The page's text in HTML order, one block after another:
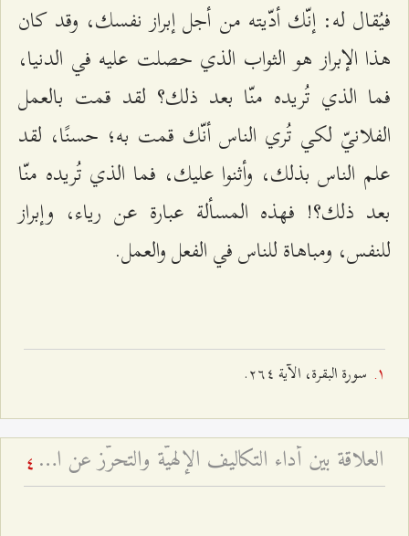
فيُقال له: إنّك أدّيته من أجل إبراز نفسك، وقد كان
هذا الإبراز هو الثواب الذي حصلت عليه في الدنيا،
فما الذي تُريده منّا بعد ذلك؟ لقد قمت بالعمل
الفلانيّ لكي تُري الناس أنّك قمت به؛ حسنًا، لقد
علم الناس بذلك، وأثنوا عليك، فما الذي تُريده منّا
بعد ذلك؟! فهذه المسألة عبارة عن رياء، وإبراز
للنفس، ومباهاة للناس في الفعل والعمل.
سورة البقرة، الآية ٢٦٤.
العلاقة بين أداء التكاليف الإلهيّة والتحرّز عن المراء والمباهاة 4